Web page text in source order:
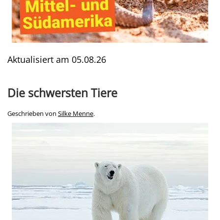
Aktualisiert am 05.08.26
Die schwersten Tiere
Geschrieben von Silke Menne.